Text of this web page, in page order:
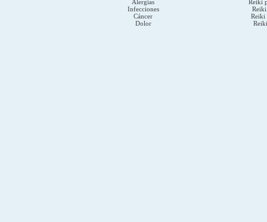
Alergias
Reiki
Infecciones
Cáncer
Reiki
Dolor